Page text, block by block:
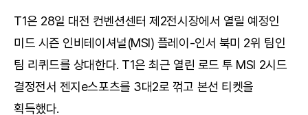
T1은 28일 대전 컨벤션센터 제2전시장에서 열릴 예정인
미드 시즌 인비테이셔널(MSI) 플레이-인서 북미 2위 팀인
팀 리퀴드를 상대한다. T1은 최근 열린 로드 투 MSI 2시드
결정전서 젠지e스포츠를 3대2로 꺾고 본선 티켓을
획득했다.